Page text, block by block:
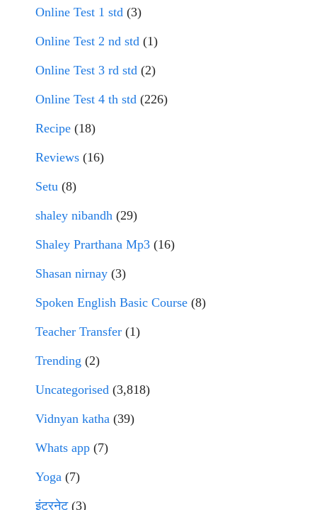
Online Test 1 std (3)
Online Test 2 nd std (1)
Online Test 3 rd std (2)
Online Test 4 th std (226)
Recipe (18)
Reviews (16)
Setu (8)
shaley nibandh (29)
Shaley Prarthana Mp3 (16)
Shasan nirnay (3)
Spoken English Basic Course (8)
Teacher Transfer (1)
Trending (2)
Uncategorised (3,818)
Vidnyan katha (39)
Whats app (7)
Yoga (7)
इंटरनेट(3)